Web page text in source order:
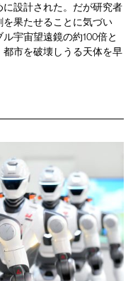
設計された。だが研究者
果たせることに気づい
宇宙望遠鏡の約100倍と
市を破壊しうる天体を早